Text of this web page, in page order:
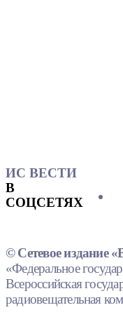
ИС ВЕСТИ
В
СОЦСЕТЯХ
© Сетевое издание
«Федеральное
Всероссийская
радиовещательная